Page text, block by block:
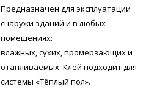
Предназначен для эксплуатации
снаружи зданий и в любых
помещениях:
влажных, сухих, промерзающих и
отапливаемых. Клей подходит для
системы «Тёплый пол».